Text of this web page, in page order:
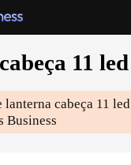
11 led
lanterna cabeça 11 led
Business